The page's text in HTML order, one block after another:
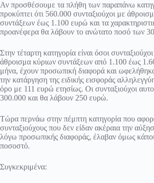
Αν προσθέσουμε τα πλήθη των παραπάνω
προκύπτει ότι 560.000 συνταξιούχοι με
συντάξεων έως 1.100 ευρώ και τα
προανέφερα θα λάβουν το ανώτατο ποσό των
Στην τέταρτη κατηγορία είναι όσοι
άθροισμα κύριων συντάξεων από 1.100 έως
μήνα, έχουν προσωπική διαφορά και
την κατάργηση της ειδικής εισφοράς
όρο με 111 ευρώ ετησίως. Οι συνταξιούχοι
300.000 και θα λάβουν 250 ευρώ.
Τώρα περνάω στην πέμπτη κατηγορία που
συνταξιούχους που δεν είδαν ακέραια την
λόγω προσωπικής διαφοράς, έλαβαν όμως
ποσοστό.
Συγκεκριμένα: